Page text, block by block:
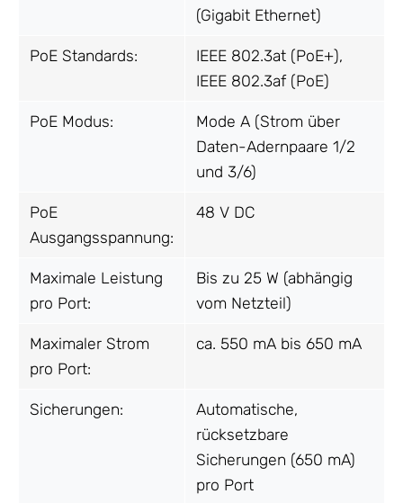
(Gigabit Ethernet)
PoE Standards:
IEEE 802.3at (PoE+),
IEEE 802.3af (PoE)
PoE Modus:
Mode A (Strom über
Daten-Adernpaare 1/2
und 3/6)
PoE
Ausgangsspannung:
48 V DC
Maximale Leistung
pro Port:
Bis zu 25 W (abhängig
vom Netzteil)
Maximaler Strom
pro Port:
ca. 550 mA bis 650 mA
Sicherungen:
Automatische,
rücksetzbare
Sicherungen (650 mA)
pro Port